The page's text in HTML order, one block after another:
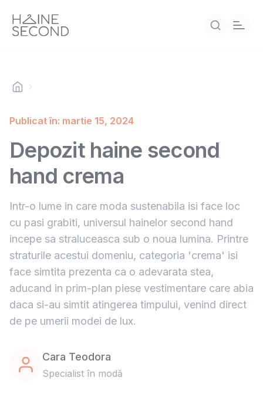
Publicat în: martie 15, 2024
Depozit haine second
hand crema
Intr-o lume in care moda sustenabila isi face loc
cu pasi grabiti, universul hainelor second hand
incepe sa straluceasca sub o noua lumina. Printre
straturile acestui domeniu, categoria 'crema' isi
face simtita prezenta ca o adevarata stea,
aducand in prim-plan piese vestimentare care abia
daca si-au simtit atingerea timpului, venind direct
de pe umerii modei de lux.
Cara Teodora
Specialist în modă